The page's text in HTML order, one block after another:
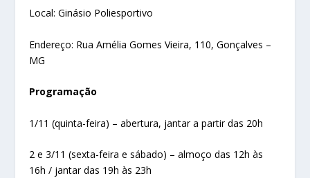
Local: Ginásio Poliesportivo
Endereço: Rua Amélia Gomes Vieira, 110, Gonçalves –
MG
Programação
1/11 (quinta-feira) – abertura, jantar a partir das 20h
2 e 3/11 (sexta-feira e sábado) – almoço das 12h às
16h / jantar das 19h às 23h